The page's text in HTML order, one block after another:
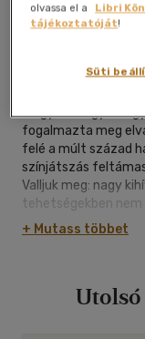
keménytáblás|416
"Legyen magyar,
fogalmazta meg
felé a múlt század
színjátszás
Valljuk meg: nagy
tehetségekben nem
azonban fényesen
Sándor, Bánffy
+ Mutass többet
olvassa el a
Libri
tájékoztatóját!
Süti